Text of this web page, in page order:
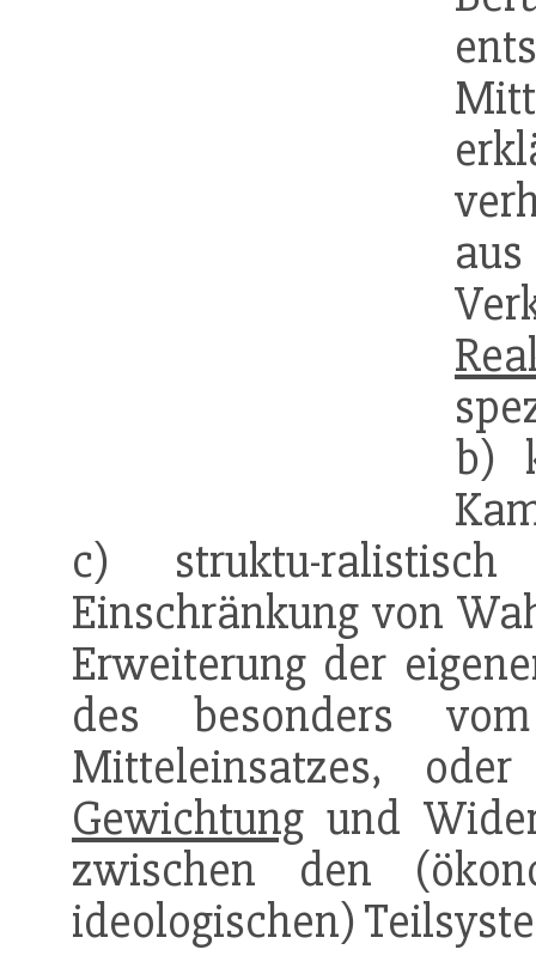
b)
c) struktu-
Einschränkung von
Erweiterung der
des besonders
Mitteleinsatzes,
Gewichtung und
zwischen den
ideologischen)